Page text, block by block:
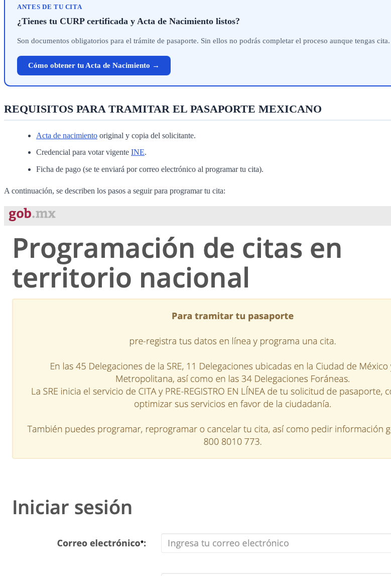
ANTES DE TU CITA
¿Tienes tu CURP certificada y Acta de Nacimiento listos?
Son documentos obligatorios para el trámite de pasaporte. Sin ellos no podrás completar el proceso aunque tengas cita.
Cómo obtener tu Acta de Nacimiento →
REQUISITOS PARA TRAMITAR EL PASAPORTE MEXICANO
Acta de nacimiento original y copia del solicitante.
Credencial para votar vigente INE.
Ficha de pago (se te enviará por correo electrónico al programar tu cita).
A continuación, se describen los pasos a seguir para programar tu cita: